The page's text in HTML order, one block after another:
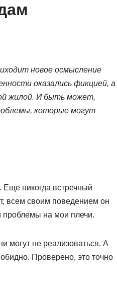
новое осмысление
оказались фикцией, а
жилой. И быть может,
которые могут
Еще никогда встречный
всем своим поведением он
проблемы на мои плечи.
могут не реализоваться. А
Проверено, это точно